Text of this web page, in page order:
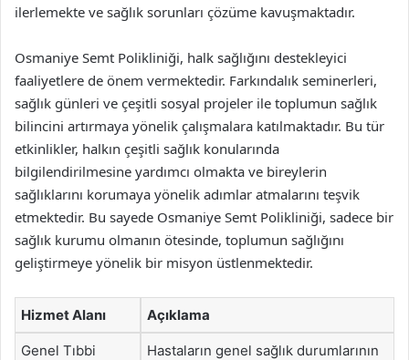
ilerlemekte ve sağlık sorunları çözüme kavuşmaktadır.
Osmaniye Semt Polikliniği, halk sağlığını destekleyici
faaliyetlere de önem vermektedir. Farkındalık seminerleri,
sağlık günleri ve çeşitli sosyal projeler ile toplumun sağlık
bilincini artırmaya yönelik çalışmalara katılmaktadır. Bu tür
etkinlikler, halkın çeşitli sağlık konularında
bilgilendirilmesine yardımcı olmakta ve bireylerin
sağlıklarını korumaya yönelik adımlar atmalarını teşvik
etmektedir. Bu sayede Osmaniye Semt Polikliniği, sadece bir
sağlık kurumu olmanın ötesinde, toplumun sağlığını
geliştirmeye yönelik bir misyon üstlenmektedir.
Hizmet Alanı Açıklama
Genel Tıbbi
Hastaların genel sağlık durumlarının